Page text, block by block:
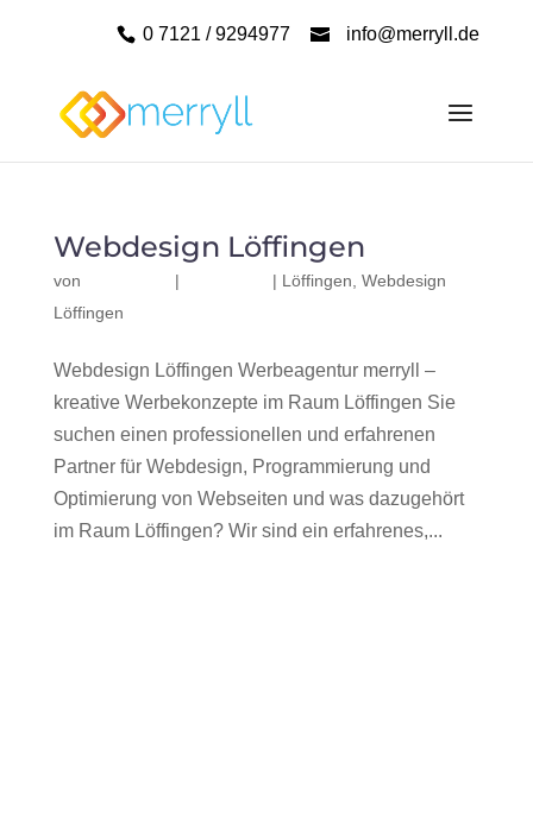
0 7121 / 9294977 info@merryll.de
Webdesign Löffingen
von | | Löffingen Webdesign
Löffingen
Webdesign Löffingen Werbeagentur merryll –
kreative Werbekonzepte im Raum Löffingen Sie
suchen einen professionellen und erfahrenen
Partner für Webdesign, Programmierung und
Optimierung von Webseiten und was dazugehört
im Raum Löffingen? Wir sind ein erfahrenes,...